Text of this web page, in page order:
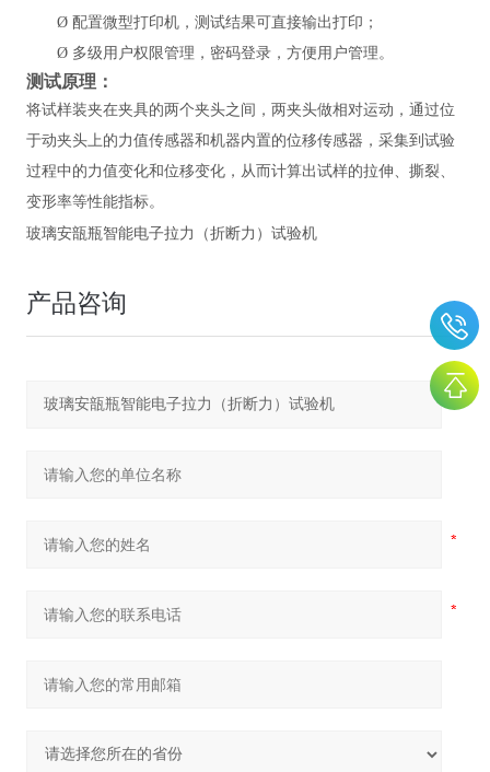
Ø 配置微型打印机，测试结果可直接输出打印；
Ø 多级用户权限管理，密码登录，方便用户管理。
测试原理：
将试样装夹在夹具的两个夹头之间，两夹头做相对运动，通过位
于动夹头上的力值传感器和机器内置的位移传感器，采集到试验
过程中的力值变化和位移变化，从而计算出试样的拉伸、撕裂、
变形率等性能指标。
玻璃安瓿瓶智能电子拉力（折断力）试验机
产品咨询